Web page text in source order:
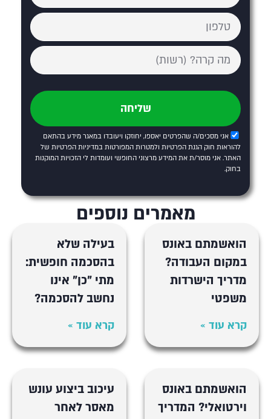
אני מסכים/ה שהפרטים יאספו, יחוזקו ויעובדו במאגר מידע בהתאם
להוראות חוק הגנת הפרטיות ולמטרות המפורטות במדיניות הפרטיות של
האתר. אני מוסר/ת את המידע מרצוני החופשי ועומדות לי הזכויות המוקנות
בחוק.
שליחה
מאמרים נוספים
הואשמתם באונס
במקום העבודה?
מדריך הישרדות
משפטי
קרא עוד »
בעילה שלא
בהסכמה חופשית:
מתי "כן" אינו
נחשב להסכמה?
קרא עוד »
הואשמתם באונס
וירטואלי? המדריך
עיכוב ביצוע עונש
מאסר לאחר